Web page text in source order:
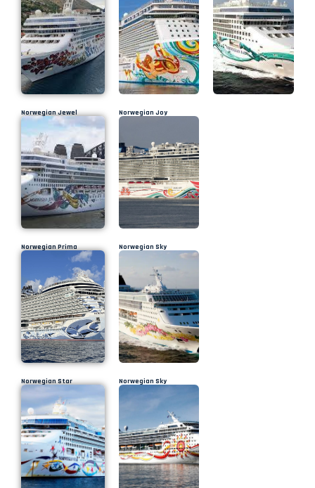
Norwegian Jewel Norwegian Joy
Norwegian Prima Norwegian Sky
Norwegian Star Norwegian Sky